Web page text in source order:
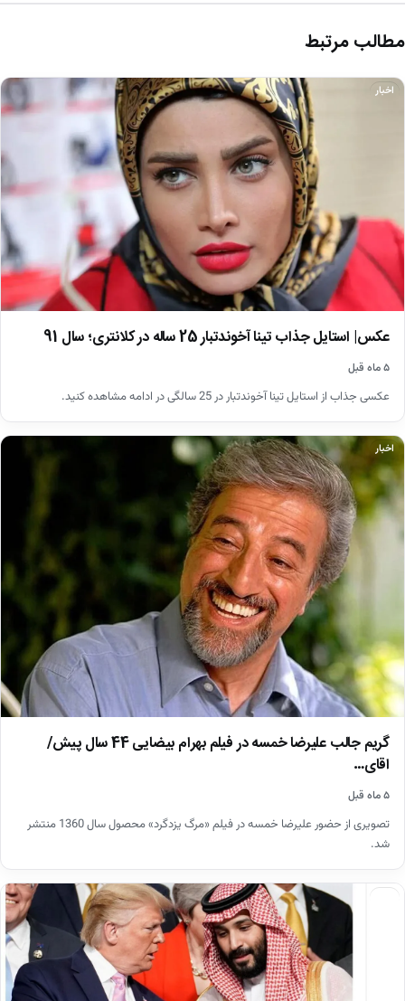
مطالب مرتبط
اخبار
عکس| استایل جذاب تینا آخوندتبار 25 ساله در کلانتری؛ سال 91
۵ ماه قبل
عکسی جذاب از استایل تینا آخوندتبار در 25 سالگی در ادامه مشاهده کنید.
اخبار
گریم جالب علیرضا خمسه در فیلم بهرام بیضایی 44 سال پیش/
اقای…
۵ ماه قبل
تصویری از حضور علیرضا خمسه در فیلم «مرگ یزدگرد» محصول سال 1360 منتشر
شد.